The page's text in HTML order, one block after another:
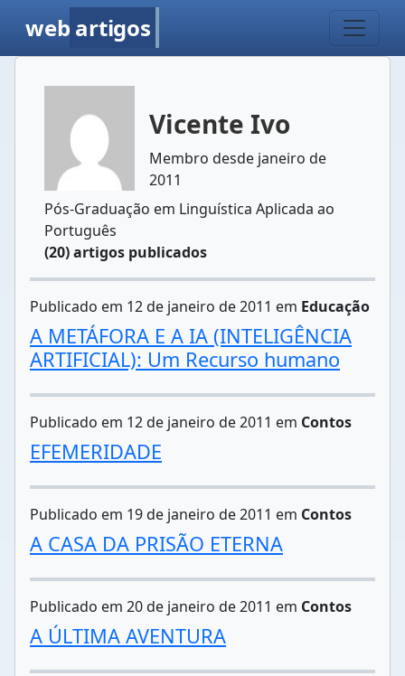
web artigos
Vicente Ivo
Membro desde janeiro de
2011
Pós-Graduação em Linguística Aplicada ao
Português
(20) artigos publicados
Publicado em 12 de janeiro de 2011 em Educação
A METÁFORA E A IA (INTELIGÊNCIA
ARTIFICIAL): Um Recurso humano
Publicado em 12 de janeiro de 2011 em Contos
EFEMERIDADE
Publicado em 19 de janeiro de 2011 em Contos
A CASA DA PRISÃO ETERNA
Publicado em 20 de janeiro de 2011 em Contos
A ÚLTIMA AVENTURA